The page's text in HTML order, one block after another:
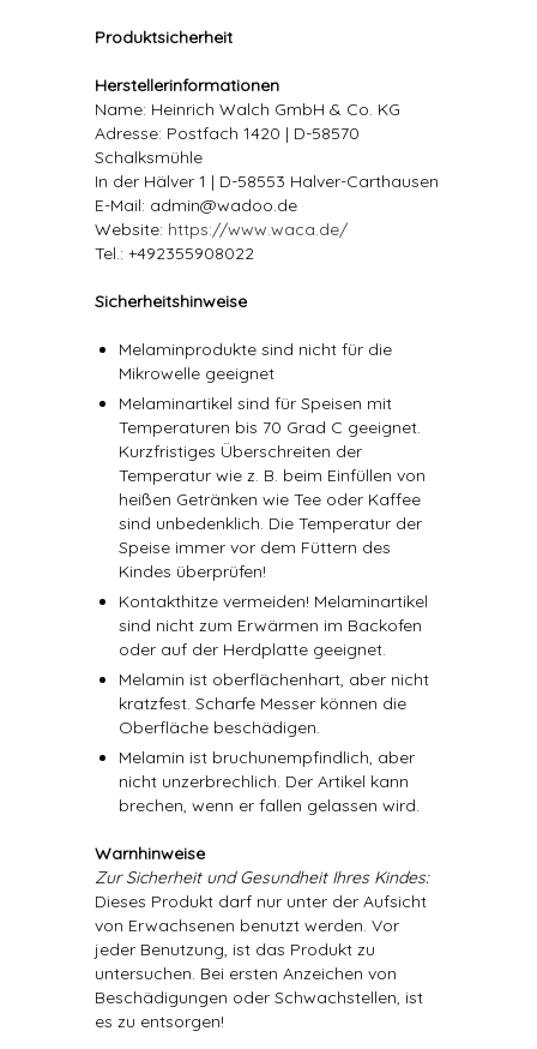
Produktsicherheit
Herstellerinformationen
Name: Heinrich Walch GmbH & Co. KG
Adresse: Postfach 1420 | D-58570
Schalksmühle
In der Hälver 1 | D-58553 Halver-Carthausen
E-Mail: admin@wadoo.de
Website: https://www.waca.de/
Tel.: +492355908022
Sicherheitshinweise
Melaminprodukte sind nicht für die
Mikrowelle geeignet
Melaminartikel sind für Speisen mit
Temperaturen bis 70 Grad C geeignet.
Kurzfristiges Überschreiten der
Temperatur wie z. B. beim Einfüllen von
heißen Getränken wie Tee oder Kaffee
sind unbedenklich. Die Temperatur der
Speise immer vor dem Füttern des
Kindes überprüfen!
Kontakthitze vermeiden! Melaminartikel
sind nicht zum Erwärmen im Backofen
oder auf der Herdplatte geeignet.
Melamin ist oberflächenhart, aber nicht
kratzfest. Scharfe Messer können die
Oberfläche beschädigen.
Melamin ist bruchunempfindlich, aber
nicht unzerbrechlich. Der Artikel kann
brechen, wenn er fallen gelassen wird.
Warnhinweise
Zur Sicherheit und Gesundheit Ihres Kindes:
Dieses Produkt darf nur unter der Aufsicht
von Erwachsenen benutzt werden. Vor
jeder Benutzung, ist das Produkt zu
untersuchen. Bei ersten Anzeichen von
Beschädigungen oder Schwachstellen, ist
es zu entsorgen!